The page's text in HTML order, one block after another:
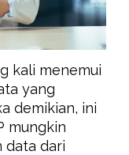
kali menemui
yang
demikian, ini
mungkin
data dari